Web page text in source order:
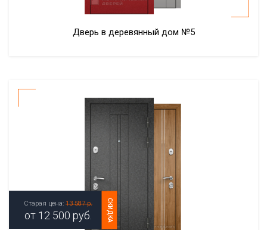
Дверь в деревянный дом №5
СКИДКА
Старая цена: 13 587 р.
от 12 500 руб.